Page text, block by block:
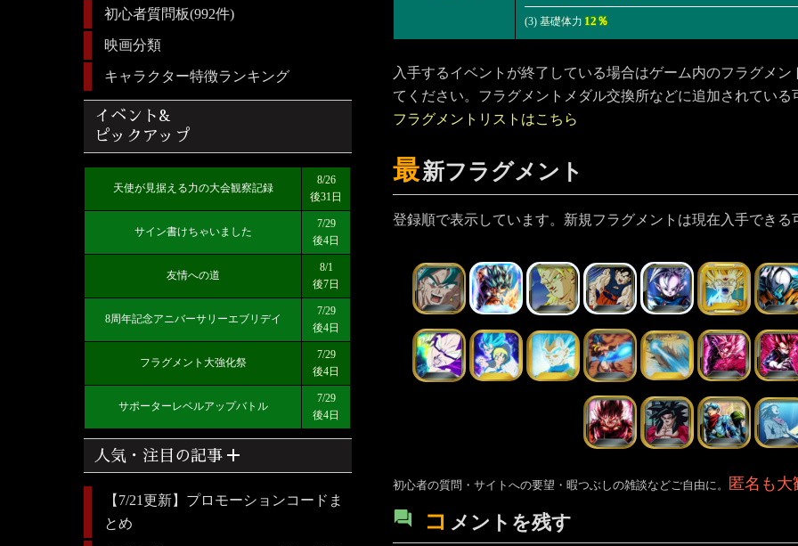
(3) 基礎体力 12％
入手するイベントが終了している場合はゲーム内のフラグメ
てください。フラグメントメダル交換所などに追加されている
フラグメントリストはこちら
最新フラグメント
登録順で表示しています。新規フラグメントは現在入手できる
初心者の質問・サイトへの要望・暇つぶしの雑談などご自由に。 匿名も大
コ メントを残す
初心者質問板(992件)
映画分類
キャラクター特徴ランキング
イベント&
ピックアップ
天使が見据える力の大会観察記録
8/26
後31日
サイン書けちゃいました
7/29
後4日
友情への道
8/1
後7日
8周年記念アニバーサリーエブリデイ
7/29
後4日
フラグメント大強化祭
7/29
後4日
サポーターレベルアップバトル
7/29
後4日
人気・注目の記事 add
【7/21更新】プロモーションコードま
とめ